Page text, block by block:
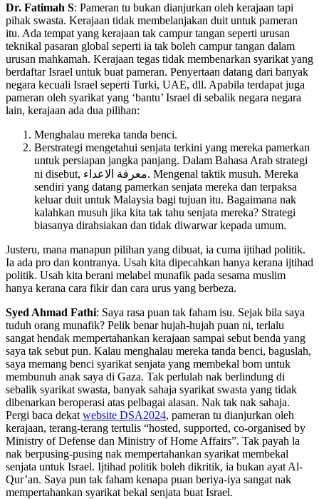
Dr. Fatimah S: Pameran tu bukan dianjurkan oleh kerajaan tapi
pihak swasta. Kerajaan tidak membelanjakan duit untuk pameran
itu. Ada tempat yang kerajaan tak campur tangan seperti urusan
teknikal pasaran global seperti ia tak boleh campur tangan dalam
urusan mahkamah. Kerajaan tegas tidak membenarkan syarikat yang
berdaftar Israel untuk buat pameran. Penyertaan datang dari banyak
negara kecuali Israel seperti Turki, UAE, dll. Apabila terdapat juga
pameran oleh syarikat yang ‘bantu’ Israel di sebalik negara negara
lain, kerajaan ada dua pilihan:
Menghalau mereka tanda benci.
⁠Berstrategi mengetahui senjata terkini yang mereka pamerkan
untuk persiapan jangka panjang. Dalam Bahasa Arab strategi
ni disebut, معرفة الاعداء. Mengenal taktik musuh. Mereka
sendiri yang datang pamerkan senjata mereka dan terpaksa
keluar duit untuk Malaysia bagi tujuan itu. Bagaimana nak
kalahkan musuh jika kita tak tahu senjata mereka? Strategi
biasanya dirahsiakan dan tidak diwarwar kepada umum.
Justeru, mana manapun pilihan yang dibuat, ia cuma ijtihad politik.
Ia ada pro dan kontranya. Usah kita dipecahkan hanya kerana ijtihad
politik. Usah kita berani melabel munafik pada sesama muslim
hanya kerana cara fikir dan cara urus yang berbeza.
Syed Ahmad Fathi: Saya rasa puan tak faham isu. Sejak bila saya
tuduh orang munafik? Pelik benar hujah-hujah puan ni, terlalu
sangat hendak mempertahankan kerajaan sampai sebut benda yang
saya tak sebut pun. Kalau menghalau mereka tanda benci, baguslah,
saya memang benci syarikat senjata yang membekal bom untuk
membunuh anak saya di Gaza. Tak perlulah nak berlindung di
sebalik syarikat swasta, banyak sahaja syarikat swasta yang tidak
dibenarkan beroperasi atas pelbagai alasan. Nak tak nak sahaja.
Pergi baca dekat website DSA2024, pameran tu dianjurkan oleh
kerajaan, terang-terang tertulis “hosted, supported, co-organised by
Ministry of Defense dan Ministry of Home Affairs”. Tak payah la
nak berpusing-pusing nak mempertahankan syarikat membekal
senjata untuk Israel. Ijtihad politik boleh dikritik, ia bukan ayat Al-
Qur’an. Saya pun tak faham kenapa puan beriya-iya sangat nak
mempertahankan syarikat bekal senjata buat Israel.